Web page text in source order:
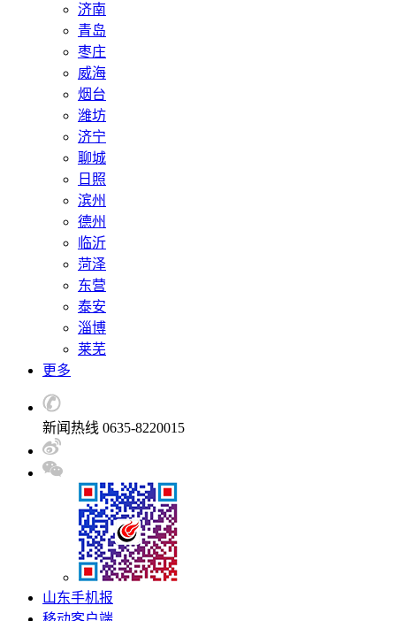
济南
青岛
枣庄
威海
烟台
潍坊
济宁
聊城
日照
滨州
德州
临沂
菏泽
东营
泰安
淄博
莱芜
更多
新闻热线 0635-8220015
山东手机报